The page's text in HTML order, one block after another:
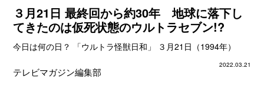
３月21日 最終回から約30年 地球に落下し
てきたのは仮死状態のウルトラセブン!?
今日は何の日？ 「ウルトラ怪獣日和」 ３月21日（1994年）
2022.03.21
テレビマガジン編集部